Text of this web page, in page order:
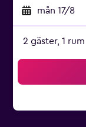
mån 17/8
2 gäster, 1 rum